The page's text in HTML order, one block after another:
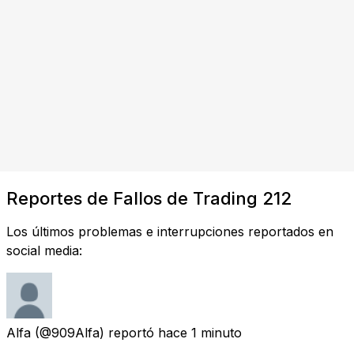
Reportes de Fallos de Trading 212
Los últimos problemas e interrupciones reportados en
social media:
Alfa (@909Alfa) reportó hace 1 minuto